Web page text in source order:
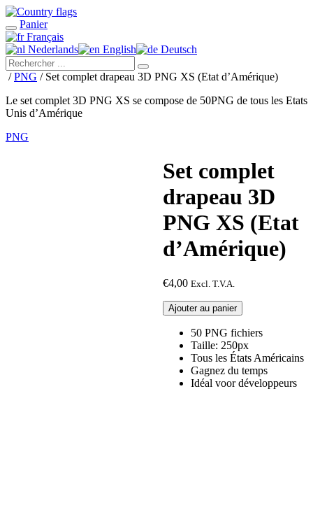
Panier
Français
Nederlands
English Deutsch
/PNG / Set complet drapeau 3D PNG XS (Etat d’Amérique)
Le set complet 3D PNG XS se compose de 50PNG de tous les Etats
Unis d’Amérique
PNG
Set complet
drapeau 3D
PNG XS (Etat
d’Amérique)
€4,00 Excl. T.V.A.
quantité
de
complet
drapeau
PNG
Ajouter au panier
50 PNG fichiers
Taille: 250px
Tous les États Américains
Gagnez du temps
Idéal voor développeurs